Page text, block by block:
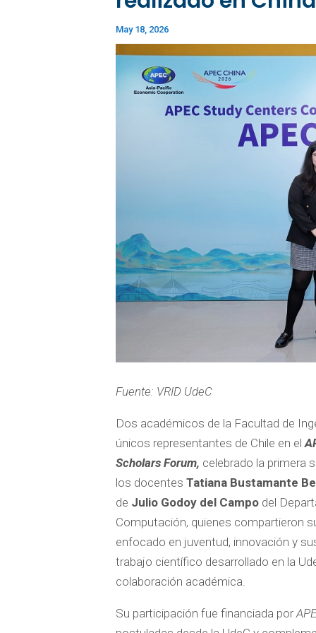
May 18, 2026
Fuente: VRID UdeC
Dos académicos de la Facultad de
únicos representantes de Chile en el
Scholars Forum, celebrado la primera
los docentes Tatiana Bustamante
de Julio Godoy del Campo del
Computación, quienes compartieron
enfocado en juventud, innovación y
trabajo científico desarrollado en la
colaboración académica.
Su participación fue financiada por